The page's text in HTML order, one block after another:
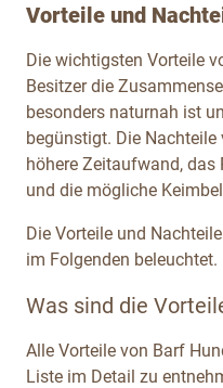
Vorteile und
Die wichtigsten Vorteile
Besitzer die
besonders naturnah ist
begünstigt. Die
höhere Zeitaufwand, das
und die mögliche
Die Vorteile und
im Folgenden beleuchtet.
Was sind die
Alle Vorteile von Barf
Liste im Detail zu